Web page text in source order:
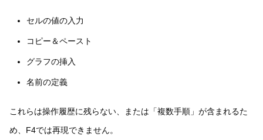
セルの値の入力
コピー＆ペースト
グラフの挿入
名前の定義
これらは操作履歴に残らない、または「複数手順」が含まれるた
め、F4では再現できません。